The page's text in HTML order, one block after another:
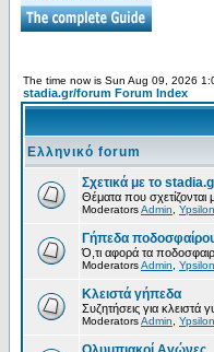
The time now is Sun Aug 09, 2026
stadia.gr/forum Forum Index
Ελληνικό forum
Σχετικά με το
Θέματα που σχετίζονται
ModeratorsAdmin Ypsilon
Γήπεδα
Ό,τι αφορά τα
ModeratorsAdmin Ypsilon
Κλειστά γήπεδα
Συζητήσεις για κλειστά
ModeratorsAdmin Ypsilon